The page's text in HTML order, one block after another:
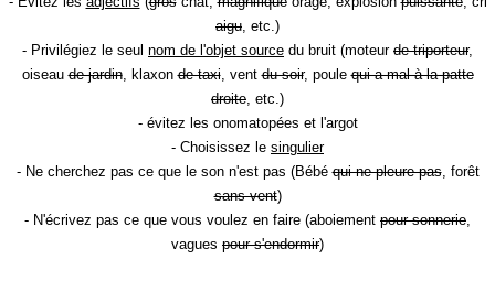
aigu, etc.)
- Privilégiez le seul nom de l'objet source du bruit (moteur de triporteur,
oiseaude jardin, klaxonde taxi, ventdu soir, poulequi a mal à la patte
droite, etc.)
- évitez les onomatopées et l'argot
- Choisissez le singulier
- Ne cherchez pas ce que le son n'est pas (Bébéqui ne pleure pas, forêt
sans vent)
- N'écrivez pas ce que vous voulez en faire (aboiement pour sonnerie,
vagues pour s'endormir)